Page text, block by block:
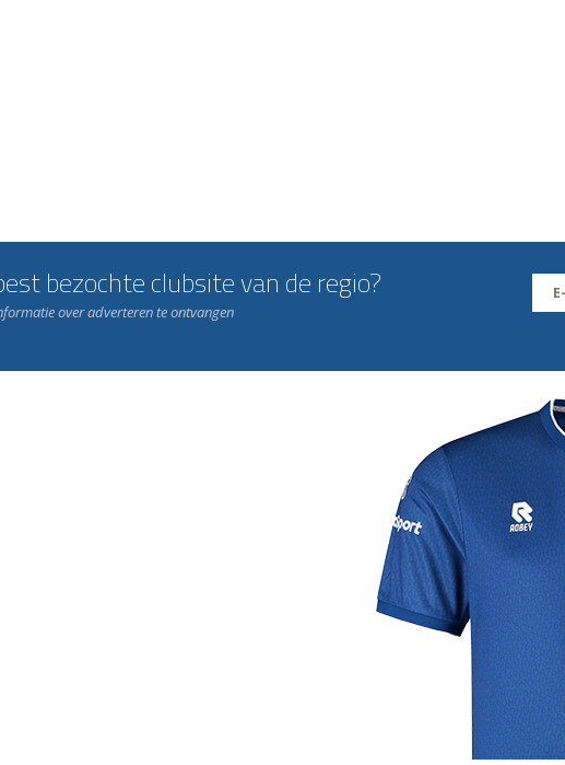
bezochte clubsite van de regio?
over adverteren te ontvangen